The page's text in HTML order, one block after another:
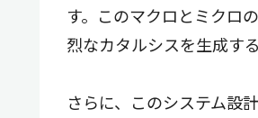
す。このマクロとミクロ
烈なカタルシスを生成する
さらに、このシステム設